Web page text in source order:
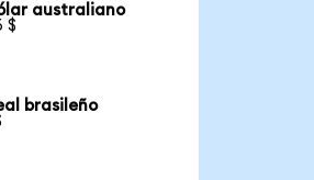
australiano
$
brasileño